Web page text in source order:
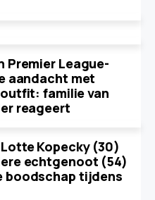
Premier League-
aandacht met
familie van
reageert
Kopecky (30)
echtgenoot (54)
boodschap tijdens